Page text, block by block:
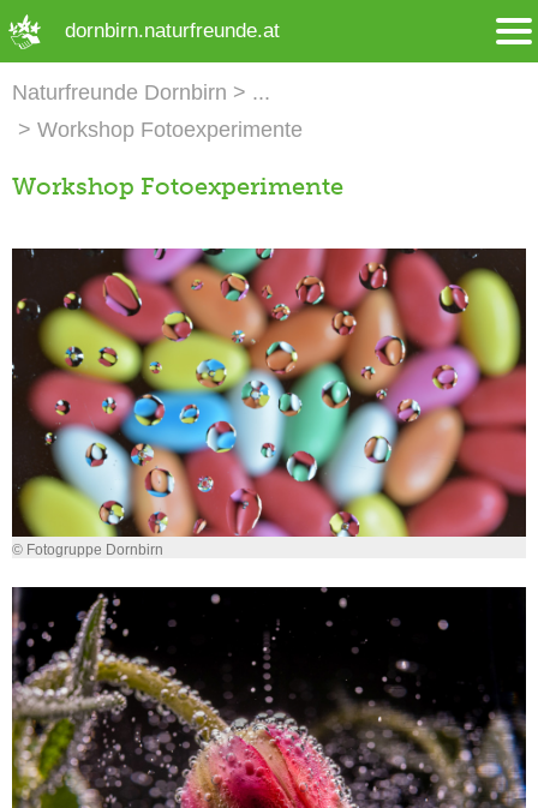
dornbirn.naturfreunde.at
Naturfreunde Dornbirn
Workshop Fotoexperimente
Workshop Fotoexperimente
© Fotogruppe Dornbirn